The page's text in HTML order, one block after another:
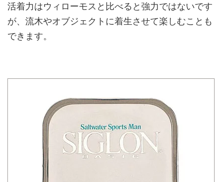
活着力はウィローモスと比べると強力ではないです
が、流木やオブジェクトに着生させて楽しむことも
できます。